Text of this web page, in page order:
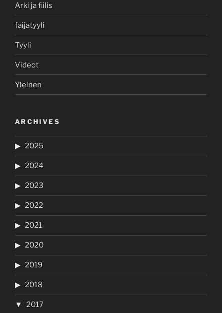
Arki ja fiilis
faijatyyli
Tyyli
Videot
Yleinen
ARCHIVES
2025
2024
2023
2022
2021
2020
2019
2018
2017